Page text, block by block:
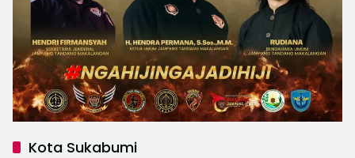
Kota Sukabumi